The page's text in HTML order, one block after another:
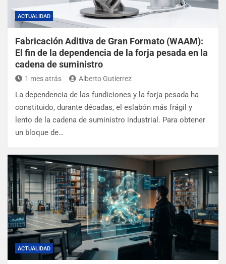
ACTUALIDAD
Fabricación Aditiva de Gran Formato (WAAM):
El fin de la dependencia de la forja pesada en la
cadena de suministro
1 mes atrás Alberto Gutierrez
La dependencia de las fundiciones y la forja pesada ha
constituido, durante décadas, el eslabón más frágil y
lento de la cadena de suministro industrial. Para obtener
un bloque de…
ACTUALIDAD